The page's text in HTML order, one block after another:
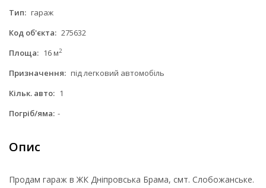
Тип: гараж
Код об'єкта: 275632
Площа: 16 м2
Призначення: під легковий автомобіль
Кільк. авто: 1
Погріб/яма: -
Опис
Продам гараж в ЖК Дніпровська Брама, смт. Слобожанське.